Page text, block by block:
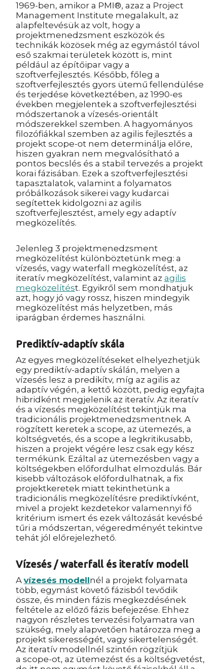
1969-ben, amikor a PMI®, azaz a Project
Management Institute megalakult, az
alapfeltevésük az volt, hogy a
projektmenedzsment eszközök és
technikák közösek még az egymástól távol
eső szakmai területek között is, mint
például az építőipar vagy a
szoftverfejlesztés. Később, főleg a
szoftverfejlesztés gyors ütemű fellendülése
és terjedése következtében, az 1990-es
években megjelentek a szoftverfejlesztési
módszertanok a vízesés-orientált
módszerekkel szemben. A hagyományos
filozófiákkal szemben az agilis fejlesztés a
projekt scope-ot nem determinálja előre,
hiszen gyakran nem megvalósítható a
pontos becslés és a stabil tervezés a projekt
korai fázisában. Ezek a szoftverfejlesztési
tapasztalatok, valamint a folyamatos
próbálkozások sikerei vagy kudarcai
segítettek kidolgozni az agilis
szoftverfejlesztést, amely egy adaptív
megközelítés.
Jelenleg 3 projektmenedzsment
megközelítést különböztetünk meg: a
vízesés, vagy waterfall megközelítést, az
iteratív megközelítést, valamint az agilis
megközelítést. Egyikről sem mondhatjuk
azt, hogy jó vagy rossz, hiszen mindegyik
megközelítést más helyzetben, más
iparágban érdemes használni.
Prediktív-adaptív skála
Az egyes megközelítéseket elhelyezhetjük
egy prediktív-adaptív skálán, melyen a
vízesés lesz a predikítv, míg az agilis az
adaptív végén, a kettő között, pedig egyfajta
hibridként megjelenik az iteratív. Az iteratív
és a vízesés megközelítést tekintjük ma
tradicionális projektmenedzsmentnek. A
rögzített keretek a scope, az ütemezés, a
költségvetés, és a scope a legkritikusabb,
hiszen a projekt végére lesz csak egy kész
termékünk. Ezáltal az ütemezésben vagy a
költségekben előfordulhat elmozdulás. Bár
kisebb változások előfordulhatnak, a fix
projektkeretek miatt tekinthetünk a
tradicionális megközelítésre prediktívként,
mivel a projekt kezdetekor valamennyi fő
kritérium ismert és ezek változását kevésbé
tűri a módszertan, végeredményét tekintve
tehát jól előrejelezhető.
Vízesés / waterfall és iteratív modell
A vízesés modellnél a projekt folyamata
több, egymást követő fázisból tevődik
össze, és minden fázis megkezdésének
feltétele az előző fázis befejezése. Ehhez
nagyon részletes tervezési folyamatra van
szükség, mely alapvetően határozza meg a
projekt sikerességét, vagy sikertelenségét.
Az iteratív modellnél szintén rögzítjük
a scope-ot, az ütemezést és a költségvetést,